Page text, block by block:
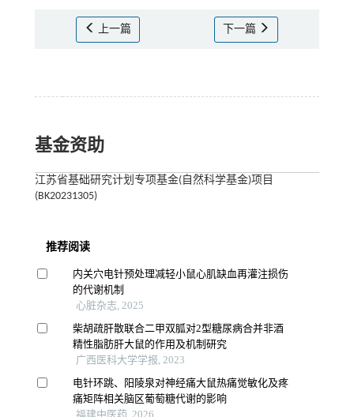
上一篇 下一篇
基金资助
江苏省基础研究计划专项基金(自然科学基金)项目
(BK20231305)